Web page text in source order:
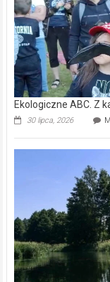
Ekologiczne ABC. Z
30 lipca, 2026